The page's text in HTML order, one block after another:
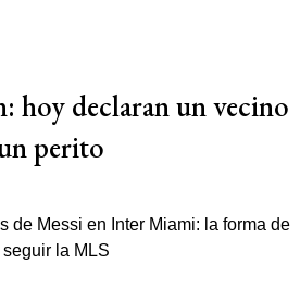
hoy declaran un vecino
perito